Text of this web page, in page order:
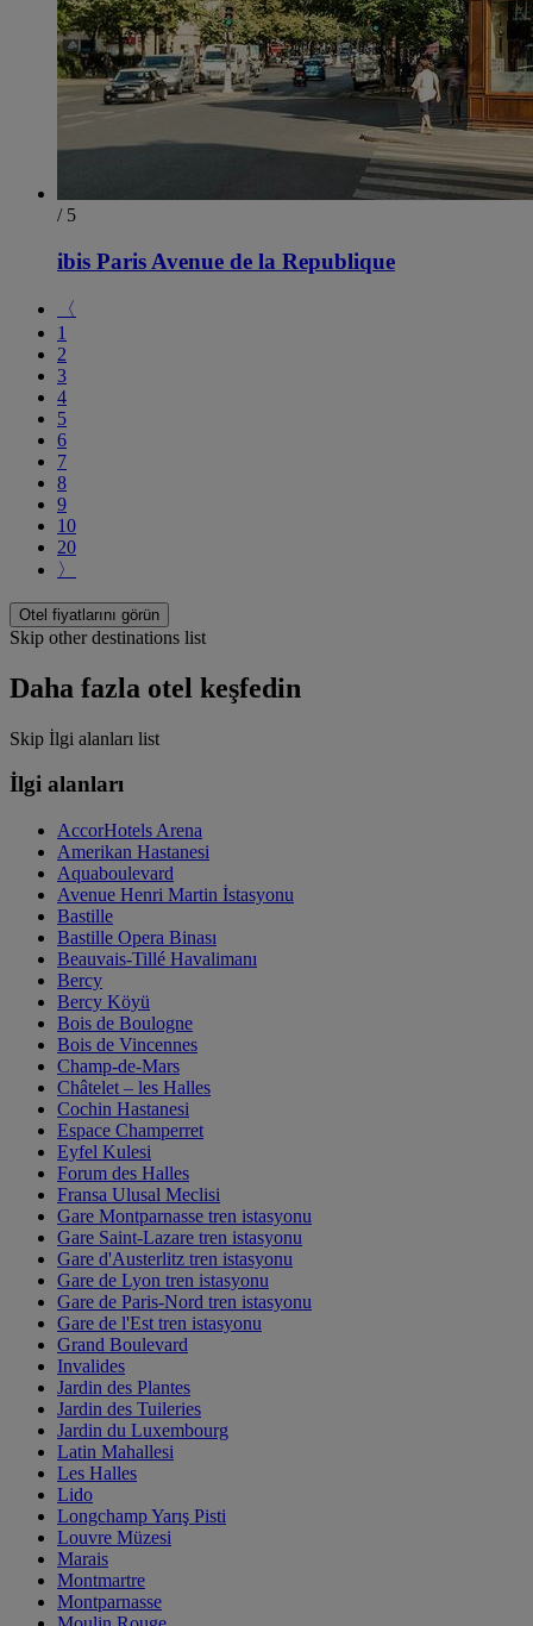
/ 5
ibis Paris Avenue de la Republique
〈
1
2
3
4
5
6
7
8
9
10
20
〉
Otel fiyatlarını görün
Skip other destinations list
Daha fazla otel keşfedin
Skip İlgi alanları list
İlgi alanları
AccorHotels Arena
Amerikan Hastanesi
Aquaboulevard
Avenue Henri Martin İstasyonu
Bastille
Bastille Opera Binası
Beauvais-Tillé Havalimanı
Bercy
Bercy Köyü
Bois de Boulogne
Bois de Vincennes
Champ-de-Mars
Châtelet – les Halles
Cochin Hastanesi
Espace Champerret
Eyfel Kulesi
Forum des Halles
Fransa Ulusal Meclisi
Gare Montparnasse tren istasyonu
Gare Saint-Lazare tren istasyonu
Gare d'Austerlitz tren istasyonu
Gare de Lyon tren istasyonu
Gare de Paris-Nord tren istasyonu
Gare de l'Est tren istasyonu
Grand Boulevard
Invalides
Jardin des Plantes
Jardin des Tuileries
Jardin du Luxembourg
Latin Mahallesi
Les Halles
Lido
Longchamp Yarış Pisti
Louvre Müzesi
Marais
Montmartre
Montparnasse